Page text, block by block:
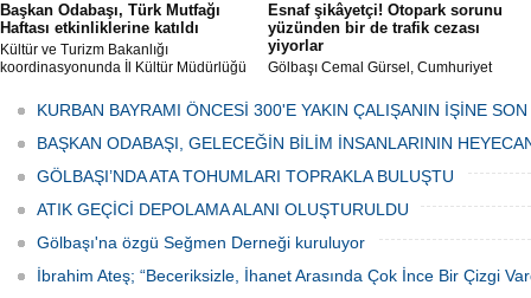
Başkan Odabaşı, Türk Mutfağı
Haftası etkinliklerine katıldı
Kültür ve Turizm Bakanlığı
koordinasyonunda İl Kültür Müdürlüğü
Haftası" etkinlikleri Ankara'da devam
ediyor.
Esnaf şikâyetçi! Otopark sorunu
yüzünden bir de trafik cezası
yiyorlar
Gölbaşı Cemal Gürsel, Cumhuriyet
bulunan esnaf ve alışverişe gelen
vatandaşlar park cezaları yüzünden
canından bezdi.
KURBAN BAYRAMI ÖNCESİ 300'E YAKIN ÇALIŞANIN İŞİNE
BAŞKAN ODABAŞI, GELECEĞİN BİLİM İNSANLARININ
GÖLBAŞI’NDA ATA TOHUMLARI TOPRAKLA BULUŞTU
ATIK GEÇİCİ DEPOLAMA ALANI OLUŞTURULDU
Gölbaşı'na özgü Seğmen Derneği kuruluyor
İbrahim Ateş; “Beceriksizle, İhanet Arasında Çok İnce Bir Çizgi